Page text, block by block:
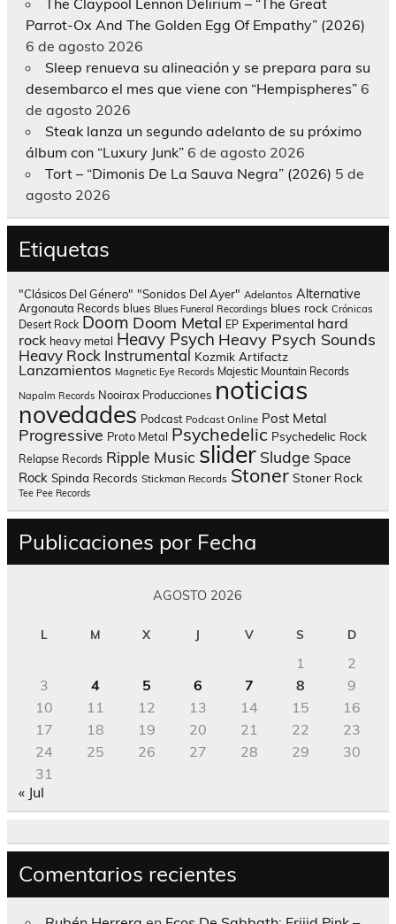
The Claypool Lennon Delirium – “The Great
Parrot-Ox And The Golden Egg Of Empathy” (2026)
6 de agosto 2026
Sleep renueva su alineación y se prepara para su
desembarco el mes que viene con “Hempispheres” 6
de agosto 2026
Steak lanza un segundo adelanto de su próximo
álbum con “Luxury Junk” 6 de agosto 2026
Tort – “Dimonis De La Sauva Negra” (2026) 5 de
agosto 2026
Etiquetas
"Clásicos Del Género" "Sonidos Del Ayer" Adelantos Alternative
Argonauta Records blues Blues Funeral Recordings blues rock Crónicas
Desert Rock Doom Doom Metal EP Experimental hard
rock heavy metal Heavy Psych Heavy Psych Sounds
Heavy Rock Instrumental Kozmik Artifactz
Lanzamientos Magnetic Eye Records Majestic Mountain Records
Napalm Records Nooirax Producciones noticias
novedades Podcast Podcast Online Post Metal
Progressive Proto Metal Psychedelic Psychedelic Rock
Relapse Records Ripple Music slider Sludge Space
Rock Spinda Records Stickman Records Stoner Stoner Rock
Tee Pee Records
Publicaciones por Fecha
AGOSTO 2026
L M X J V S D
1
2
3
4 5 6 7 8
9
10
11 12 13 14 15
16
17
18 19 20 21 22
23
24
25 26 27 28 29
30
31
« Jul
Comentarios recientes